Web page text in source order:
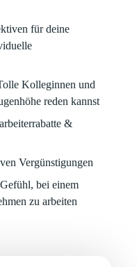
für deine
Kolleginnen und
reden kannst
&
Vergünstigungen
bei einem
zu arbeiten